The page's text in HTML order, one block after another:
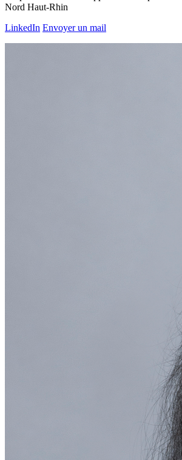
Nord Haut-Rhin
LinkedIn Envoyer un mail